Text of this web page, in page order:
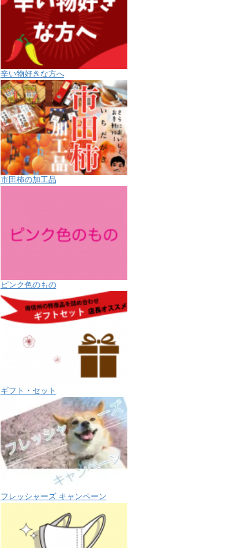
辛い物好きな方へ
市田柿の加工品
ピンク色のもの
ギフト・セット
フレッシャーズ キャンペーン